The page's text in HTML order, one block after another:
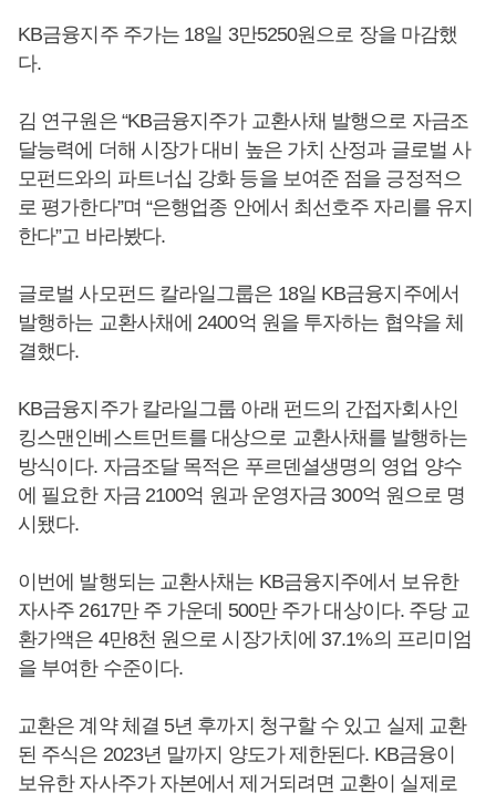
KB금융지주 주가는 18일 3만5250원으로 장을 마감했
다.
김 연구원은 “KB금융지주가 교환사채 발행으로 자금조
달능력에 더해 시장가 대비 높은 가치 산정과 글로벌 사
모펀드와의 파트너십 강화 등을 보여준 점을 긍정적으
로 평가한다”며 “은행업종 안에서 최선호주 자리를 유지
한다”고 바라봤다.
글로벌 사모펀드 칼라일그룹은 18일 KB금융지주에서
발행하는 교환사채에 2400억 원을 투자하는 협약을 체
결했다.
KB금융지주가 칼라일그룹 아래 펀드의 간접자회사인
킹스맨인베스트먼트를 대상으로 교환사채를 발행하는
방식이다. 자금조달 목적은 푸르덴셜생명의 영업 양수
에 필요한 자금 2100억 원과 운영자금 300억 원으로 명
시됐다.
이번에 발행되는 교환사채는 KB금융지주에서 보유한
자사주 2617만 주 가운데 500만 주가 대상이다. 주당 교
환가액은 4만8천 원으로 시장가치에 37.1%의 프리미엄
을 부여한 수준이다.
교환은 계약 체결 5년 후까지 청구할 수 있고 실제 교환
된 주식은 2023년 말까지 양도가 제한된다. KB금융이
보유한 자사주가 자본에서 제거되려면 교환이 실제로